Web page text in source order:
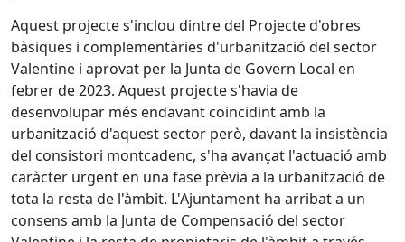
Aquest projecte s'inclou dintre del Projecte d'obres
bàsiques i complementàries d'urbanització del sector
Valentine i aprovat per la Junta de Govern Local en
febrer de 2023. Aquest projecte s'havia de
desenvolupar més endavant coincidint amb la
urbanització d'aquest sector però, davant la insistència
del consistori montcadenc, s'ha avançat l'actuació amb
caràcter urgent en una fase prèvia a la urbanització de
tota la resta de l'àmbit. L'Ajuntament ha arribat a un
consens amb la Junta de Compensació del sector